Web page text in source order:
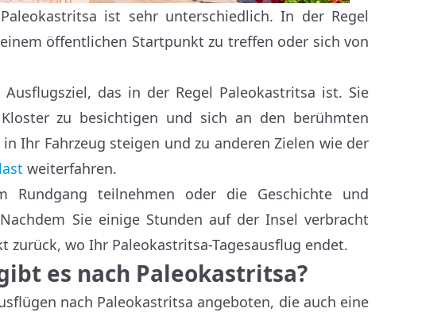
ist sehr unterschiedlich. In der Regel
öffentlichen Startpunkt zu treffen oder sich von
das in der Regel Paleokastritsa ist. Sie
zu besichtigen und sich an den berühmten
Ihr Fahrzeug steigen und zu anderen Zielen wie der
weiterfahren.
teilnehmen oder die Geschichte und
Sie einige Stunden auf der Insel verbracht
zurück, wo Ihr Paleokastritsa-Tagesausflug endet.
es nach Paleokastritsa?
nach Paleokastritsa angeboten, die auch eine